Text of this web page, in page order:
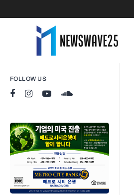
FOLLOW US